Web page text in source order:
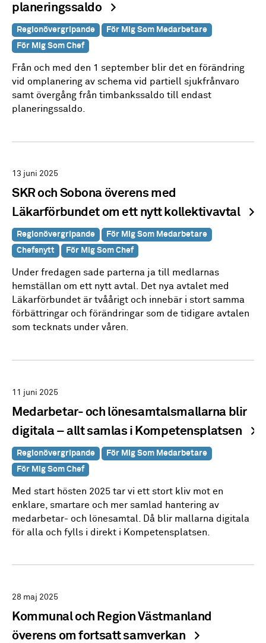
planeringssaldo
Regionövergripande
För Mig Som Medarbetare
För Mig Som Chef
Från och med den 1 september blir det en förändring
vid omplanering av schema vid partiell sjukfrånvaro
samt övergång från timbankssaldo till endast
planeringssaldo.
13 juni 2025
SKR och Sobona överens med
Läkarförbundet om ett nytt kollektivavtal
Regionövergripande
För Mig Som Medarbetare
Chefsnytt
För Mig Som Chef
Under fredagen sade parterna ja till medlarnas
hemställan om ett nytt avtal. Det nya avtalet med
Läkarförbundet är tvåårigt och innebär i stort samma
förbättringar och förändringar som de tidigare avtalen
som tecknats under våren.
11 juni 2025
Medarbetar- och lönesamtalsmallarna blir
digitala – allt samlas i Kompetensplatsen
Regionövergripande
För Mig Som Medarbetare
För Mig Som Chef
Med start hösten 2025 tar vi ett stort kliv mot en
enklare, smartare och mer samlad hantering av
medarbetar- och lönesamtal. Då blir mallarna digitala
för alla och fylls i direkt i Kompetensplatsen.
28 maj 2025
Kommunal och Region Västmanland
överens om fortsatt samverkan